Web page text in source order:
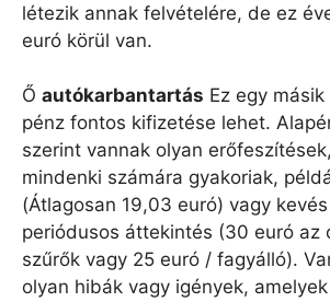
létezik annak felvételére, de ez
euró körül van.
Ő autókarbantartás Ez egy
pénz fontos kifizetése lehet.
szerint vannak olyan
mindenki számára gyakoriak,
(Átlagosan 19,03 euró) vagy
periódusos áttekintés (30 euró az
szűrők vagy 25 euró / fagyálló).
olyan hibák vagy igények,